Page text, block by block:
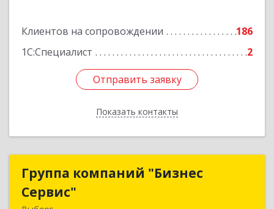
Клиентов на сопровождении
186
1С:Специалист
2
Отправить заявку
Показать контакты
Отправить заявку
Назад
Группа компаний "Бизнес
Сервис"
Группа компаний "Бизнес